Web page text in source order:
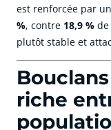
est renforcée par
%, contre 18,9 %
plutôt stable et
riche